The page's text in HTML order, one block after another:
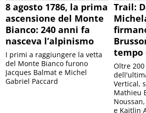
8 agosto 1786, la prima
ascensione del Monte
Bianco: 240 anni fa
nasceva l’alpinismo
I primi a raggiungere la vetta
del Monte Bianco furono
Jacques Balmat e Michel
Gabriel Paccard
Trail:
tempo
Oltre
Vertical,
Mathieu
e Kaitlin